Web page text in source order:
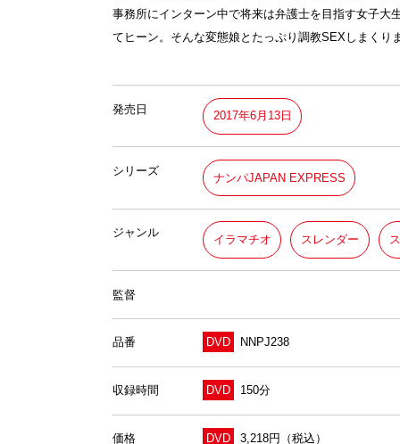
事務所にインターン中で将来は弁護士を目指す女子大
てヒーン。そんな変態娘とたっぷり調教SEXしまくり
発売日
2017年6月13日
シリーズ
ナンパJAPAN EXPRESS
ジャンル
イラマチオ スレンダー
監督
品番 DVD NNPJ238
収録時間 DVD 150分
価格 DVD 3,218円（税込）